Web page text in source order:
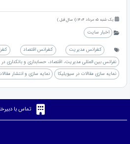
یک شنبه 05 مرداد 1404 (1 سال قبل )
اخبار سایت
کنفرانس مدیریت کنفرانس اقتصاد
نفرانس بین المللی مدیریت، اقتصاد، حسابداری و بانکداری
نمایه سازی مقالات در سیویلیکا
نمایه سازی و انتشار
تماس با